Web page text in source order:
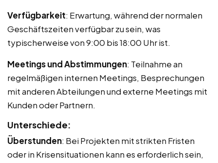
Verfügbarkeit: Erwartung, während der normalen
Geschäftszeiten verfügbar zu sein, was
typischerweise von 9:00 bis 18:00 Uhr ist.
Meetings und Abstimmungen: Teilnahme an
regelmäßigen internen Meetings, Besprechungen
mit anderen Abteilungen und externe Meetings mit
Kunden oder Partnern.
Unterschiede:
Überstunden: Bei Projekten mit strikten Fristen
oder in Krisensituationen kann es erforderlich sein,